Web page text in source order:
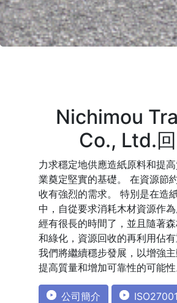
Nichimou
Co., Ltd.
力求穩定地供應造紙原料和提
業奠定堅實的基礎。 在資源節
收有強烈的需求。 特別是在造
中，自從要求消耗木材資源作
經有很長的時間了，並且隨著
和綠化，資源回收的再利用佔有
我們將繼續穩步發展，以增強主
提高質量和增加可靠性的可能性
公司簡介 ISO27001